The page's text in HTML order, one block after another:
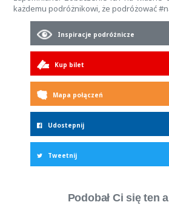
każdemu podróżnikowi, że podróżować
Inspiracje podróżnicze
Kup bilet
Mapa połączeń
Udostepnij
Tweetnij
Podobał Ci się ten